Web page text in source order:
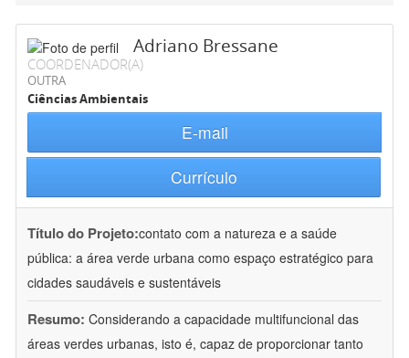
Adriano Bressane
COORDENADOR(A)
OUTRA
Ciências Ambientais
E-mail
Currículo
Título do Projeto:contato com a natureza e a saúde
pública: a área verde urbana como espaço estratégico para
cidades saudáveis e sustentáveis
Resumo: Considerando a capacidade multifuncional das
áreas verdes urbanas, isto é, capaz de proporcionar tanto